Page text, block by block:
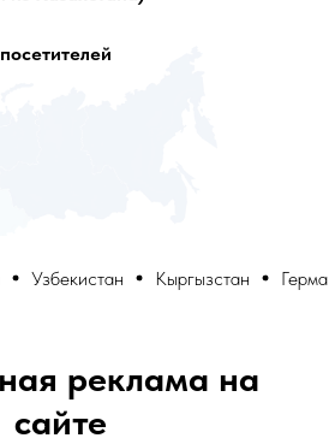
Узбекистан Кыргызстан Германия
реклама на
сайте